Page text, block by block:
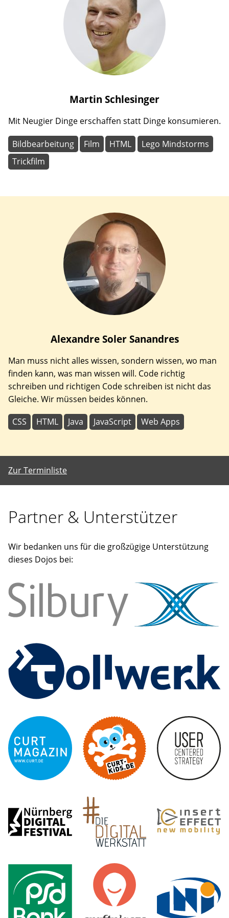
Martin Schlesinger
Mit Neugier Dinge erschaffen statt Dinge konsumieren.
Bildbearbeitung Film HTML
Lego Mindstorms
Trickfilm
Alexandre Soler Sanandres
Man muss nicht alles wissen, sondern wissen, wo man
finden kann, was man wissen will. Code richtig
schreiben und richtigen Code schreiben ist nicht das
Gleiche. Wir müssen beides können.
CSS HTML Java JavaScript Web Apps
Zur Terminliste
Partner & Unterstützer
Wir bedanken uns für die großzügige Unterstützung
dieses Dojos bei:
Nürnberg Digital